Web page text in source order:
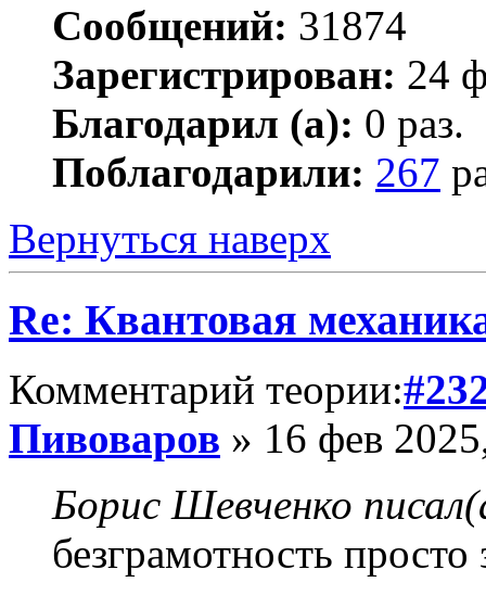
Сообщений: 31874
Зарегистрирован: 24
Благодарил (а): 0 раз.
Поблагодарили: 267
Вернуться наверх
Re: Квантовая
Комментарий теории:
Пивоваров » 16 фев
Борис Шевченко
безграмотность просто